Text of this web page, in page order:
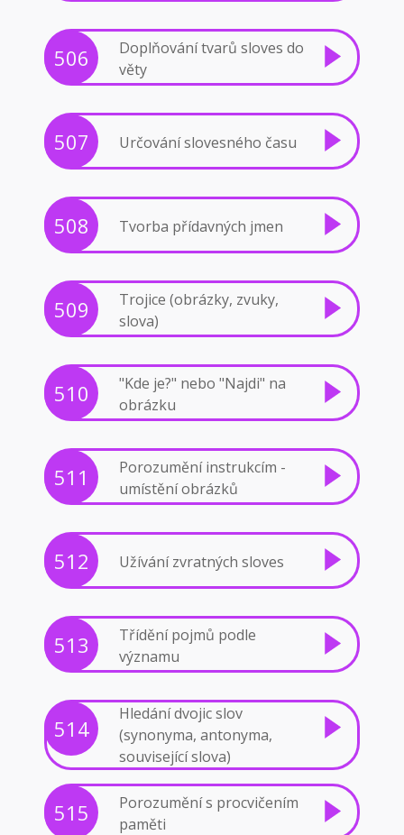
506
Doplňování tvarů sloves do
věty
507 Určování slovesného času
508 Tvorba přídavných jmen
509
Trojice (obrázky, zvuky,
slova)
510
"Kde je?" nebo "Najdi" na
obrázku
511
Porozumění instrukcím -
umístění obrázků
512 Užívání zvratných sloves
513
Třídění pojmů podle
významu
514
Hledání dvojic slov
(synonyma, antonyma,
související slova)
515
Porozumění s procvičením
paměti